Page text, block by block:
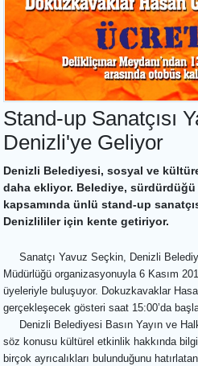
Stand-up Sanatçısı
Denizli'ye Geliyor
Denizli Belediyesi, sosyal ve
daha ekliyor. Belediye,
kapsamında ünlü stand-up
Denizlililer için kente getiriyor.
Sanatçı Yavuz Seçkin, Denizli
Müdürlüğü organizasyonuyla 6 Kasım
üyeleriyle buluşuyor. Dokuzkavaklar
gerçekleşecek gösteri saat 15:00’da
Denizli Belediyesi Basın Yayın ve
söz konusu kültürel etkinlik hakkında
birçok ayrıcalıkları bulunduğunu